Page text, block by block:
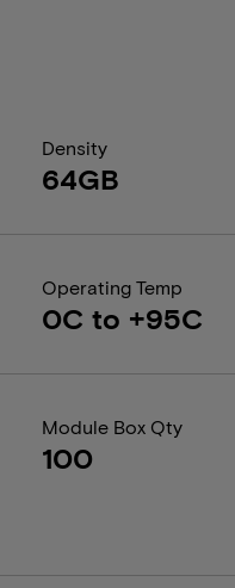
Density
64GB
Operating Temp
0C to +95C
Module Box Qty
100